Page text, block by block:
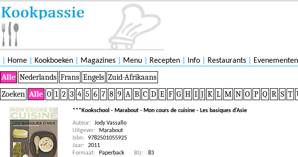
Home Kookboeken Magazines Menu Recepten Info Restaurants Evenementen
Alle Nederlands Frans Engels Zuid-Afrikaans
Zoeken Alle 0 1 2 3 4 5 6 7 8 9 A B C D E F G H I J K L M N O P Q R S T
***Kookschool - Marabout - Mon cours de cuisine - Les basiques d'Asie
Auteur:
Jody Vassallo
Uitgever:
Marabout
Isbn:
9782501055925
Jaar:
2011
Formaat:
Paperback Blz:
83